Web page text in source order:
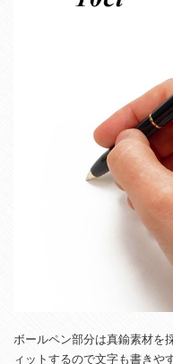
ボールペン部分は真鍮素材を
ィットするので文字も書きや